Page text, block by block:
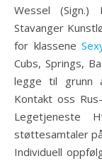
Wessel
Stavanger
for klassene
Cubs, Springs,
legge til grunn
Kontakt oss
Legetjeneste
støttesamtaler
Individuell